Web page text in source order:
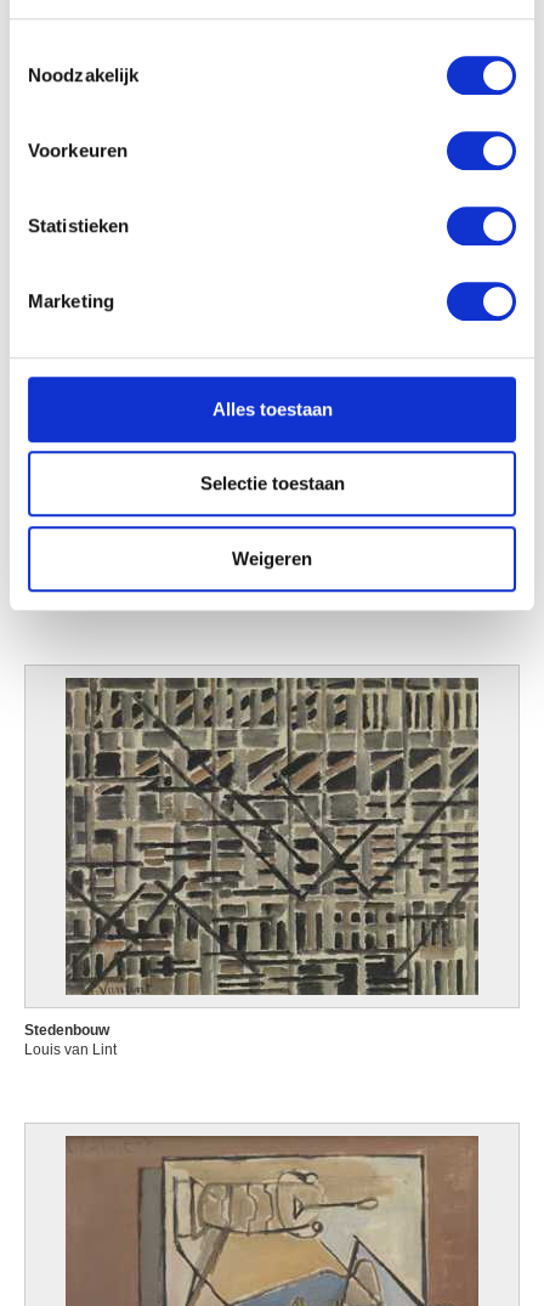
Informatie verzamelen over uw geografische
locatie, die tot een paar meter nauwkeurig kan zijn
scannen op specifieke eigenschappen (fingerprinting)
detailgedeeltein.
U kunt uw toestemming op elk moment wijzigen of
We gebruiken cookies om content en advertenties te
personaliseren, om functies voor social media te bieden
en om ons websiteverkeer te analyseren. Ook delen we
informatie over uw gebruik van onze site met onze
partners voor social media, adverteren en analyse. Deze
verzameld op basis van uw gebruik van hun services.
Noodzakelijk
Voorkeuren
Statistieken
Marketing
Alles toestaan
Selectie toestaan
Weigeren
Louis van Lint
Stedenbouw
Louis van Lint